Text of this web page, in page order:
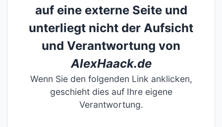
auf eine externe Seite und
unterliegt nicht der Aufsicht
und Verantwortung von
AlexHaack.de
Wenn Sie den folgenden Link anklicken,
geschieht dies auf Ihre eigene
Verantwortung.